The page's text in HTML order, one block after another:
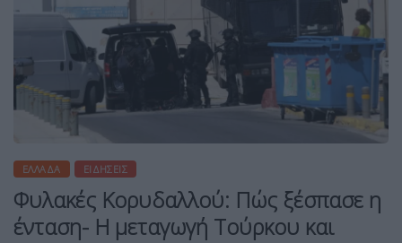
ΕΛΛΆΔΑ ΕΙΔΉΣΕΙΣ
Φυλακές Κορυδαλλού: Πώς ξέσπασε η
ένταση- Η μεταγωγή Τούρκου και